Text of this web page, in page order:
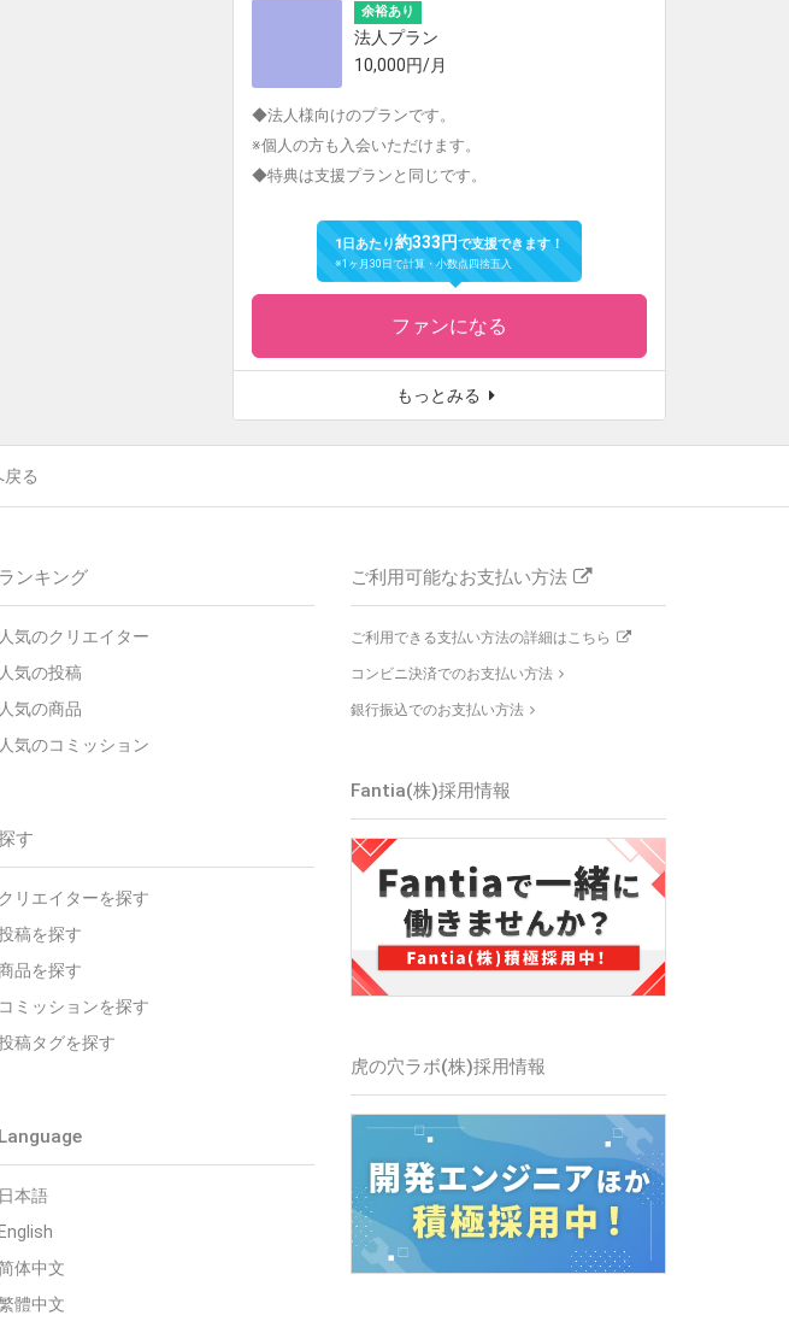
余裕あり
法人プラン
10,000円/月
◆法人様向けのプランです。
※個人の方も入会いただけます。
◆特典は支援プランと同じです。
1日あたり約333円で支援できます！
※1ヶ月30日で計算・小数点四捨五入
ファンになる
もっとみる
る
ランキング
人気のクリエイター
人気の投稿
人気の商品
人気のコミッション
す
クリエイターを探す
稿を探す
品を探す
コミッションを探す
稿タグを探す
Language
日本語
English
体中文
體中文
ご利用可能なお支払い方法
ご利用できる支払い方法の詳細はこちら
コンビニ決済でのお支払い方法
銀行振込でのお支払い方法
Fantia(株)採用情報
虎の穴ラボ(株)採用情報